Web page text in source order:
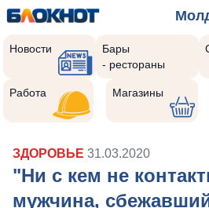
Новости
Бары
- рестораны
Работа Магазины
ЗДОРОВЬЕ 31.03.2020
"Ни с кем не
мужчина,